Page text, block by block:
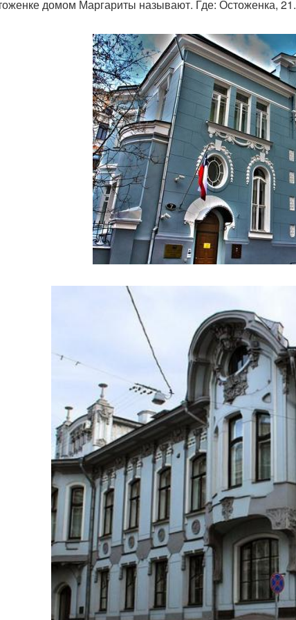
домом Маргариты называют. Где: Остоженка, 21.